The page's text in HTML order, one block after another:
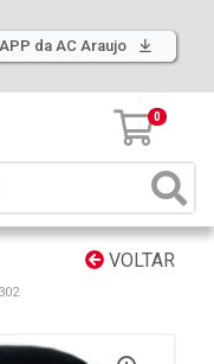
da AC Araujo
0
VOLTAR